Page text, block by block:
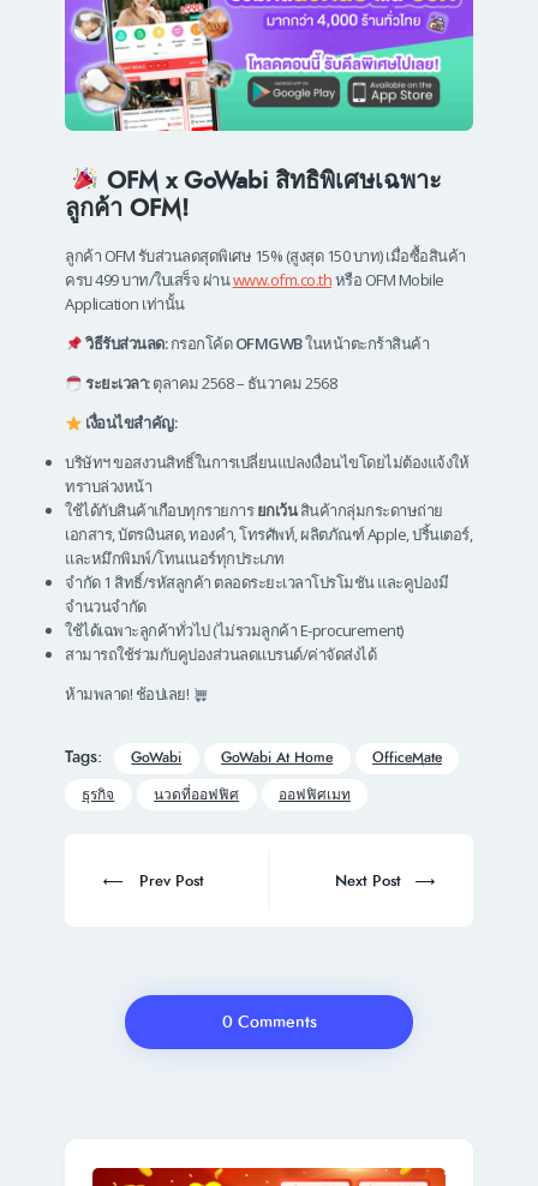
OFM x GoWabi สิทธิพิเศษเฉพาะ
ลูกค้า OFM!
ลูกค้า OFM รับส่วนลดสุดพิเศษ 15% (สูงสุด 150 บาท) เมื่อซื้อสินค้า
ครบ 499 บาท/ใบเสร็จ ผ่านwww.ofm.co.thหรือ OFM Mobile
Application เท่านั้น
วิธีรับส่วนลด:กรอกโค้ดOFMGWBในหน้าตะกร้าสินค้า
ระยะเวลา:ตุลาคม 2568 – ธันวาคม 2568
เงื่อนไขสำคัญ:
บริษัทฯ ขอสงวนสิทธิ์ในการเปลี่ยนแปลงเงื่อนไขโดยไม่ต้องแจ้งให้
ทราบล่วงหน้า
ใช้ได้กับสินค้าเกือบทุกรายการยกเว้นสินค้ากลุ่มกระดาษถ่าย
เอกสาร, บัตรเงินสด, ทองคำ, โทรศัพท์, ผลิตภัณฑ์ Apple, ปริ้นเตอร์,
และหมึกพิมพ์/โทนเนอร์ทุกประเภท
จำกัด 1 สิทธิ์/รหัสลูกค้า ตลอดระยะเวลาโปรโมชัน และคูปองมี
จำนวนจำกัด
ใช้ได้เฉพาะลูกค้าทั่วไป (ไม่รวมลูกค้า E-procurement)
สามารถใช้ร่วมกับคูปองส่วนลดแบรนด์/ค่าจัดส่งได้
ห้ามพลาด! ช้อปเลย!
Tags: GoWabi GoWabi At Home
OfficeMate
ธุรกิจ
นวดที่ออฟฟิศ ออฟฟิศเมท
navigation
Prev
Prev Post
Next
Next Post
0 Comments